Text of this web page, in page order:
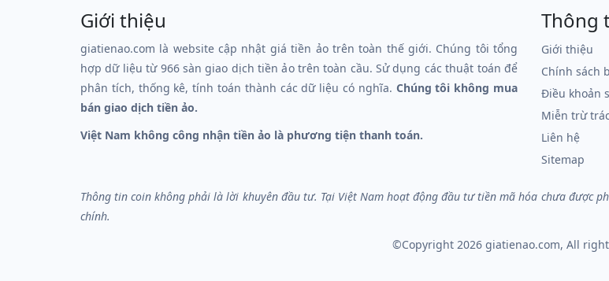
Giới thiệu
giatienao.com là website cập nhật giá tiền ảo trên toàn thế giới. Chúng tôi tổng
hợp dữ liệu từ 966 sàn giao dịch tiền ảo trên toàn cầu. Sử dụng các thuật toán để
phân tích, thống kê, tính toán thành các dữ liệu có nghĩa. Chúng tôi không mua
bán giao dịch tiền ảo.
Việt Nam không công nhận tiền ảo là phương tiện thanh toán.
Thông
Giới thiệu
Chính sách
Điều khoản
Miễn trừ
Liên hệ
Sitemap
Thông tin coin không phải là lời khuyên đầu tư. Tại Việt Nam hoạt động đầu tư tiền mã hóa chưa được
chính.
©Copyright 2026 giatienao.com, All